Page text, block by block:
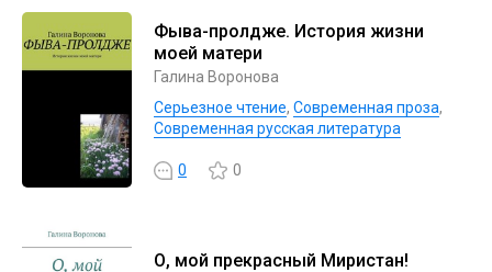
Фыва-пролдже. История жизни
моей матери
Галина Воронова
Серьезное чтение, Современная проза,
Современная русская литература
0 0
О, мой прекрасный Миристан!